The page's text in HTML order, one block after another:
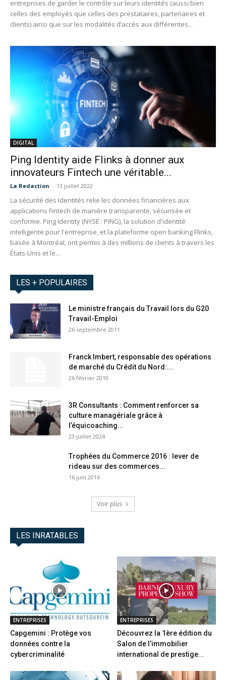
entreprises de garder le contrôle sur leurs identités (aussi bien
celles des employés que celles des prestataires, partenaires et
clients) ainsi que sur les modalités d’accès aux différentes...
DIGITAL
Ping Identity aide Flinks à donner aux
innovateurs Fintech une véritable...
La Redaction - 13 juillet 2022
La sécurité des Identités relie les données financières aux
applications Fintech de manière transparente, sécurisée et
conforme. Ping Identity (NYSE : PING), la solution d'identité
intelligente pour l'entreprise, et la plateforme open banking Flinks,
basée à Montréal, ont permis à des millions de clients à travers les
États-Unis et le...
LES + POPULAIRES
Le ministre français du Travail lors du G20
Travail-Emploi
26 septembre 2011
Franck Imbert, responsable des opérations
de marché du Crédit du Nord:...
26 février 2010
3R Consultants : Comment renforcer sa
culture managériale grâce à
l’équicoaching...
23 juillet 2024
Trophées du Commerce 2016 : lever de
rideau sur des commerces...
16 juin 2016
Voir plus
LES INRATABLES
ENTREPRISES
Capgemini : Protège vos
données contre la
cybercriminalité
ENTREPRISES
Découvrez la 1ère édition du
Salon de l’immobilier
international de prestige...